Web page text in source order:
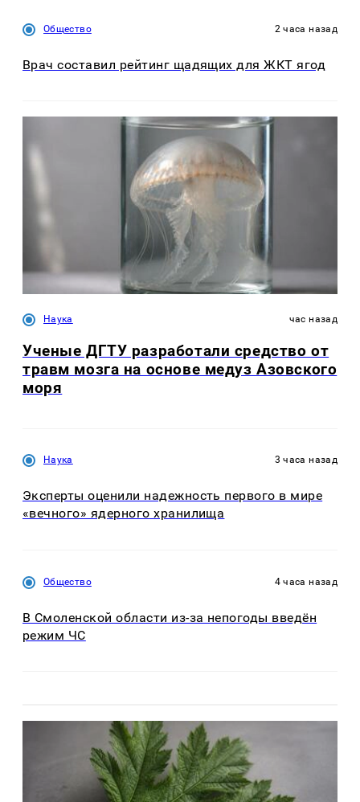
Общество 2 часа назад
Врач составил рейтинг щадящих для ЖКТ ягод
Наука час назад
Ученые ДГТУ разработали средство от
травм мозга на основе медуз Азовского
моря
Наука 3 часа назад
Эксперты оценили надежность первого в мире
«вечного» ядерного хранилища
Общество 4 часа назад
В Смоленской области из-за непогоды введён
режим ЧС